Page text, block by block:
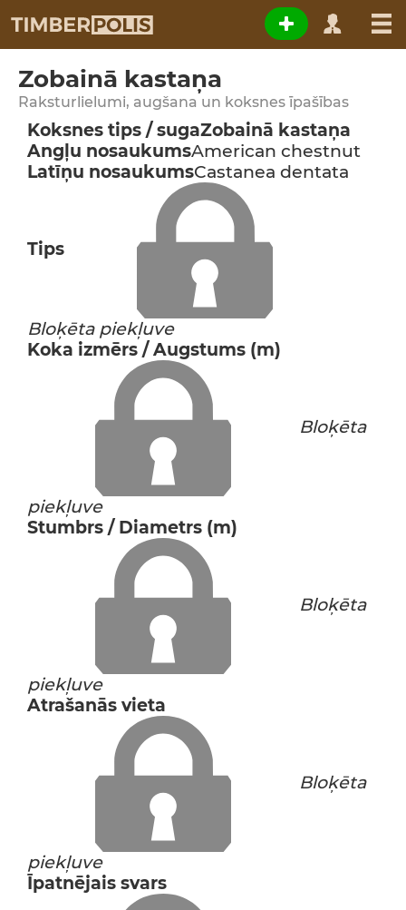
Zobainā kastaņa
Raksturlielumi, augšana un koksnes īpašības
Koksnes tips / sugaZobainā kastaņa
Angļu nosaukumsAmerican chestnut
Latīņu nosaukumsCastanea dentata
Tips
Bloķēta piekļuve
Koka izmērs / Augstums (m)
Bloķēta
piekļuve
Stumbrs / Diametrs (m)
Bloķēta
piekļuve
Atrašanās vieta
Bloķēta
piekļuve
Īpatnējais svars